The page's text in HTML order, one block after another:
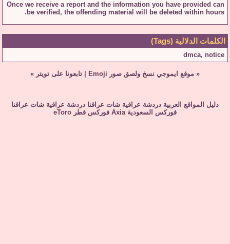
Once we receive a report and the information you have provided can
be verified, the offending material will be deleted within hours.
الكلمات الدلالية (Tags)
dmca, notice
« موقع ايموجي نسخ ولصق صور Emoji تابعونا على تويتر »
دليل المواقع العربية دردشة عراقية شات عراقنا دردشة عراقية شات عراقنا
فوركس السعودية Axia فوركس قطر eToro